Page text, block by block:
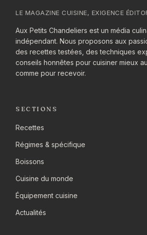
LE MAGAZINE CUISINE, EXIGENCE
Aux Petits Chandeliers est un média
indépendant. Nous proposons aux
des recettes testées, des techniques
conseils honnêtes pour cuisiner mieux
comme pour recevoir.
SECTIONS
Recettes
Régimes & spécifique
Boissons
Cuisine du monde
Équipement cuisine
Actualités